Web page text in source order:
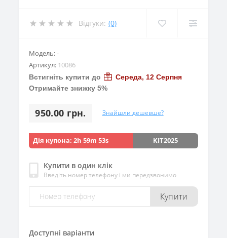
Відгуки: (0)
Модель:-
Артикул: 10086
Встигніть купити до
Середа, 12 Серпня
Отримайте знижку 5%
950.00 грн. Знайшли дешевше?
Дія купона:2h 59m 52s KIT2025
Купити в один клік
Введіть номер телефону і ми передзвонимо
Купити
Доступні варіанти